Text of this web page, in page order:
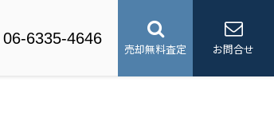
06-6335-4646
売却無料査定 お問合せ